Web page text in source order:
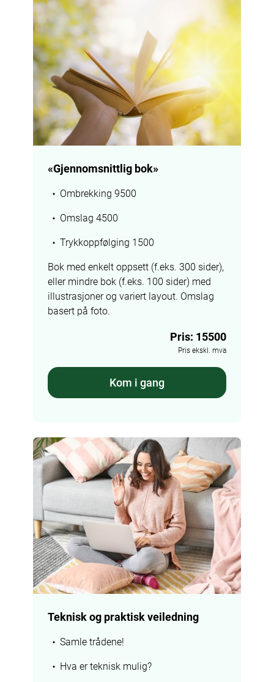
«Gjennomsnittlig bok»
Ombrekking 9500
Omslag 4500
Trykkoppfølging 1500
Bok med enkelt oppsett (f.eks. 300 sider),
eller mindre bok (f.eks. 100 sider) med
illustrasjoner og variert layout. Omslag
basert på foto.
Pris: 15500
Pris ekskl. mva
Kom i gang
Teknisk og praktisk veiledning
Samle trådene!
Hva er teknisk mulig?